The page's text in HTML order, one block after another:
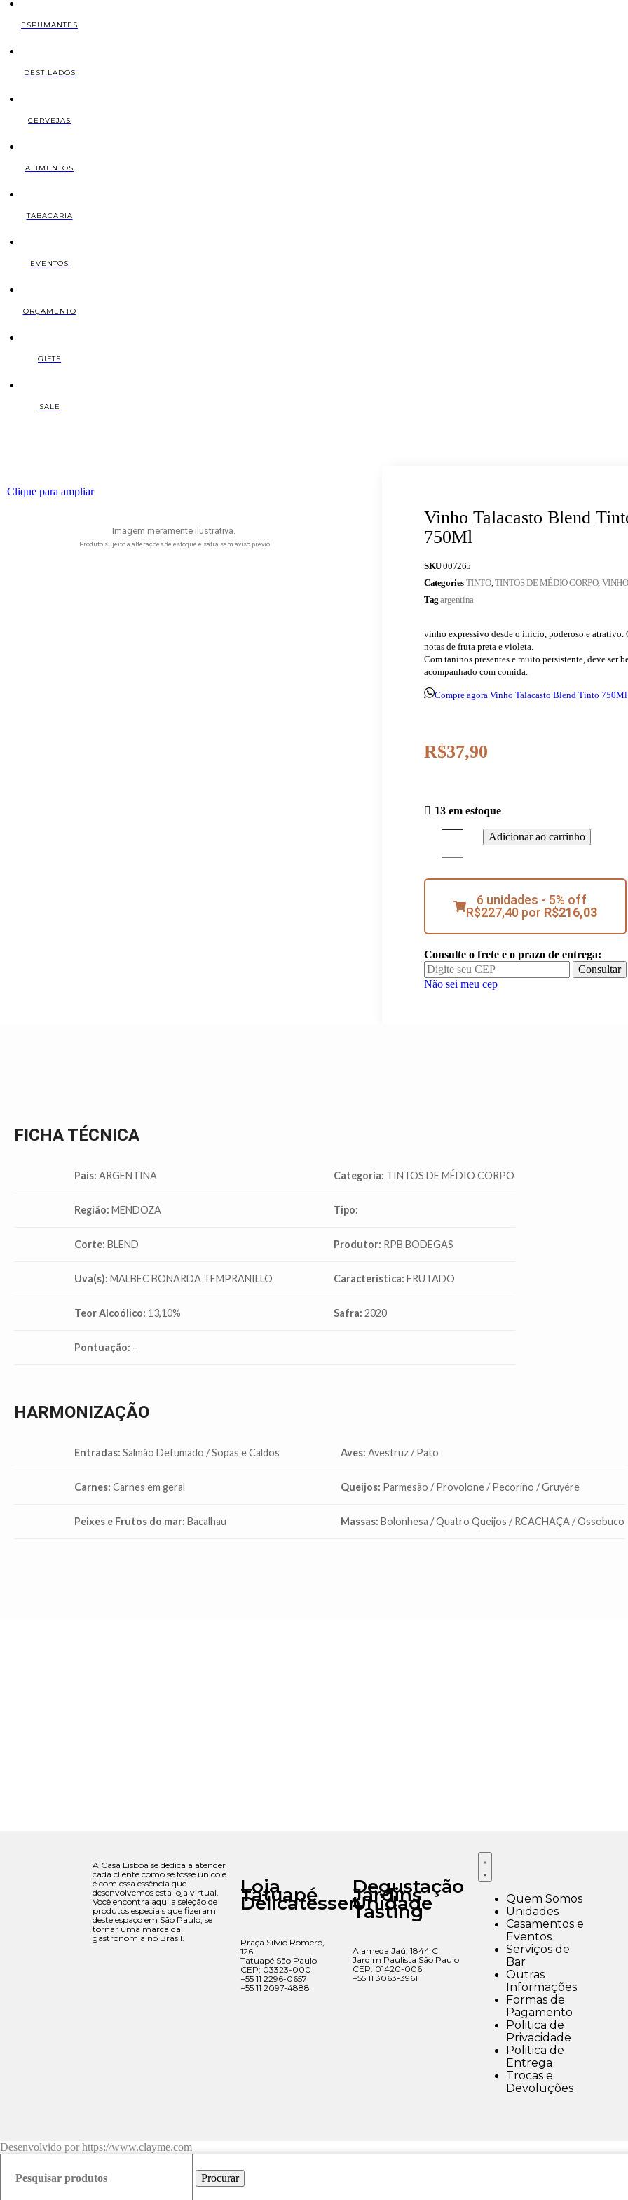
ESPUMANTES
DESTILADOS
CERVEJAS
ALIMENTOS
TABACARIA
EVENTOS
ORÇAMENTO
GIFTS
SALE
Clique para ampliar
Imagem meramente ilustrativa.
Produto sujeito a alterações de estoque e safra sem aviso prévio
Vinho Talacasto Blend
750Ml
SKU007265
Categories TINTO,TINTOS DE MÉDIO CORPO,
Tag argentina
vinho expressivo desde o inicio, poderoso e atrativo.
notas de fruta preta e violeta.
Com taninos presentes e muito persistente, deve ser
acompanhado com comida.
Compre agora Vinho Talacasto Blend Tinto 750Ml
R$37,90
13 em estoque
Adicionar ao carrinho
6 unidades - 5% off
R$227,40 por R$216,03
Consulte o frete e o prazo de entrega:
Consultar
Não sei meu cep
FICHA TÉCNICA
País: ARGENTINA Categoria: TINTOS DE MÉDIO CORPO
Região: MENDOZA Tipo:
Corte: BLEND Produtor: RPB BODEGAS
Uva(s): MALBEC BONARDA TEMPRANILLO Característica: FRUTADO
Teor Alcoólico: 13,10% Safra: 2020
Pontuação: –
HARMONIZAÇÃO
Entradas: Salmão Defumado / Sopas e Caldos Aves: Avestruz / Pato
Carnes: Carnes em geral Queijos: Parmesão / Provolone / Pecorino / Gruyére
Peixes e Frutos do mar: Bacalhau Massas: Bolonhesa / Quatro Queijos / RCACHAÇA / Ossobuco
A Casa Lisboa se dedica a atender
cada cliente como se fosse único e
é com essa essência que
desenvolvemos esta loja virtual.
Você encontra aqui a seleção de
produtos especiais que fizeram
deste espaço em São Paulo, se
tornar uma marca da
gastronomia no Brasil.
Loja
Tatuapé
Delicatessen
Praça Silvio Romero,
126
Tatuapé São Paulo
CEP: 03323-000
+55 11 2296-0657
+55 11 2097-4888
Degustação
Jardins
Unidade
Tasting
Alameda Jaú, 1844 C
Jardim Paulista São Paulo
CEP: 01420-006
+55 11 3063-3961
Quem Somos
Unidades
Casamentos e
Eventos
Serviços de
Bar
Outras
Informações
Formas de
Pagamento
Politica de
Privacidade
Politica de
Entrega
Trocas e
Devoluções
Desenvolvido por https://www.clayme.com
Procurar